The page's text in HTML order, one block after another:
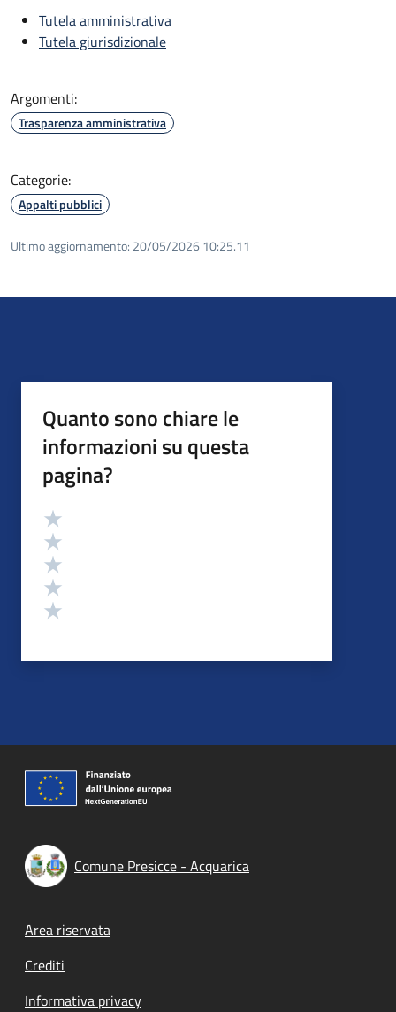
Tutela amministrativa
Tutela giurisdizionale
Argomenti:
Trasparenza amministrativa
Categorie:
Appalti pubblici
Ultimo aggiornamento: 20/05/2026 10:25.11
Quanto sono chiare le
informazioni su questa
pagina?
Valutazione
Comune Presicce - Acquarica
Footer menu
Area riservata
Crediti
Informativa privacy